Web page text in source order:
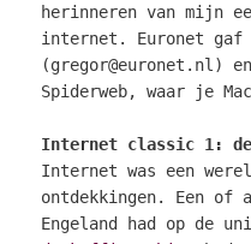
herinneren van mijn
internet. Euronet gaf
(gregor@euronet.nl)
Spiderweb, waar je
Internet classic 1: de
Internet was een
ontdekkingen. Een of
Engeland had op de